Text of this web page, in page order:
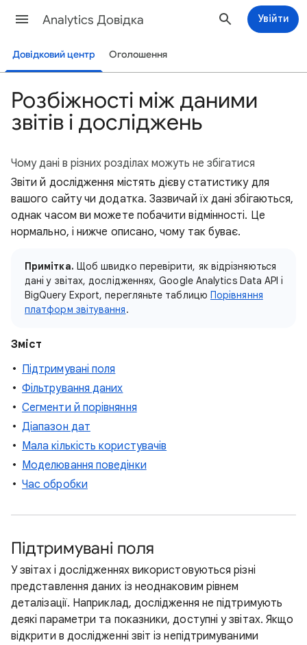
Analytics Довідка Увійти
Довідковий центр Оголошення
Розбіжності між даними
звітів і досліджень
Чому дані в різних розділах можуть не збігатися
Звіти й дослідження містять дієву статистику для
вашого сайту чи додатка. Зазвичай їх дані збігаються,
однак часом ви можете побачити відмінності. Це
нормально, і нижче описано, чому так буває.
Примітка. Щоб швидко перевірити, як відрізняються
дані у звітах, дослідженнях, Google Analytics Data API і
BigQuery Export, перегляньте таблицю Порівняння
платформ звітування.
Зміст
Підтримувані поля
Фільтрування даних
Сегменти й порівняння
Діапазон дат
Мала кількість користувачів
Моделювання поведінки
Час обробки
Підтримувані поля
У звітах і дослідженнях використовуються різні
представлення даних із неоднаковим рівнем
деталізації. Наприклад, дослідження не підтримують
деякі параметри та показники, доступні у звітах. Якщо
відкрити в дослідженні звіт із непідтримуваними